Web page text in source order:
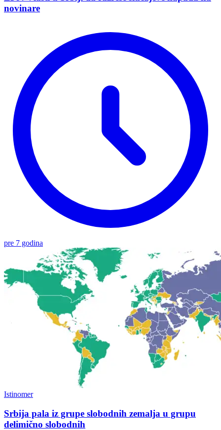
novinare
pre 7 godina
Istinomer
Srbija pala iz grupe slobodnih zemalja u grupu
delimično slobodnih